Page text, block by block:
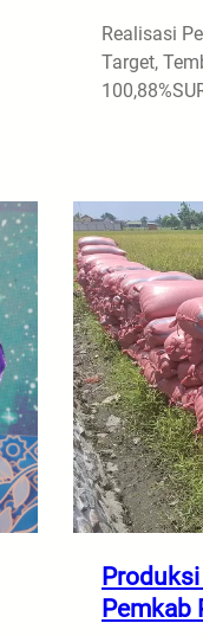
Realisasi
Target,
Pemkab